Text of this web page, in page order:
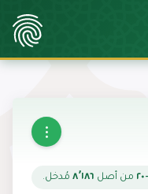
من أصل ٨٬١٨٦ مُدخل.